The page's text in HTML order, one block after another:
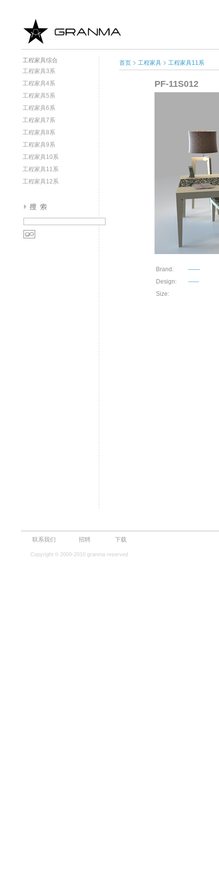
工程家具综合
工程家具3系
工程家具4系
工程家具5系
工程家具6系
工程家具7系
工程家具8系
工程家具9系
工程家具10系
工程家具11系
工程家具12系
首页 工程家具 工程家具11系
PF-11S012
Brand:
——
Design:
——
Size:
联系我们 招聘 下载
Copyright © 2009-2010 granma reserved